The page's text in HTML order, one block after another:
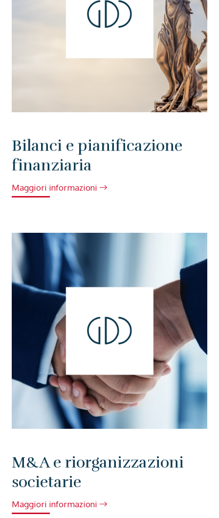
Bilanci e pianificazione
finanziaria
Maggiori informazioni
M&A e riorganizzazioni
societarie
Maggiori informazioni